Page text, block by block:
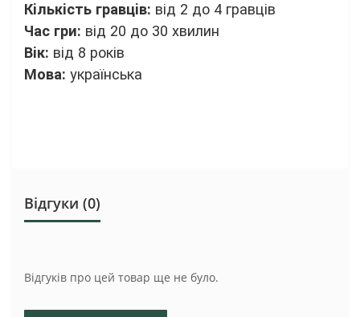
Кiлькiсть гравцiв: від 2 до 4 гравців
Час гри: від 20 до 30 хвилин
Вiк: від 8 років
Мова: українська
Відгуки (0)
Відгуків про цей товар ще не було.